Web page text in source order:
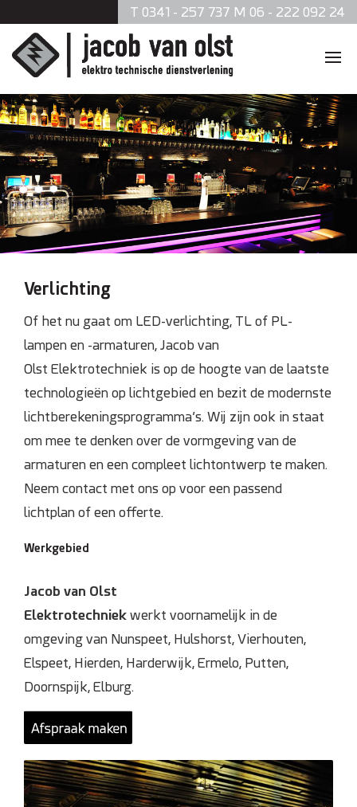
T 0341 - 257 737 M 06 - 222 092 24
Home
Diensten
Zonnepanelen
Data en telefonie
Beveiliging
Verlichting
Brandmeldsystemen
Domotica
Inspectie en onderhoud
Keuring NEN 3140
Referenties
Projecten
Contact
Verlichting
Of het nu gaat om LED-verlichting, TL of PL-
lampen en -armaturen, Jacob van
Olst Elektrotechniek is op de hoogte van de laatste
technologieën op lichtgebied en bezit de modernste
lichtberekeningsprogramma’s. Wij zijn ook in staat
om mee te denken over de vormgeving van de
armaturen en een compleet lichtontwerp te maken.
Neem contact met ons op voor een passend
lichtplan of een offerte.
Werkgebied
Jacob van Olst
Elektrotechniekwerkt voornamelijk in de
omgeving van Nunspeet, Hulshorst, Vierhouten,
Elspeet, Hierden, Harderwijk, Ermelo, Putten,
Doornspijk, Elburg.